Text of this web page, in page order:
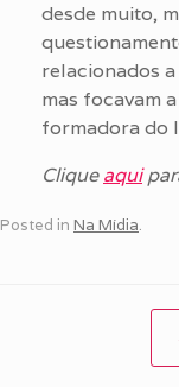
desde muito,
relacionados
mas focavam
formadora do
Cliqueaqui
Posted in Na Mídia.